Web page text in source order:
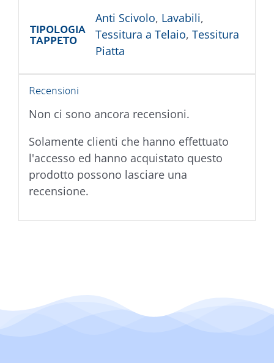
TIPOLOGIA
TAPPETO
Anti Scivolo, Lavabili,
Tessitura a Telaio, Tessitura
Piatta
Recensioni
Non ci sono ancora recensioni.
Solamente clienti che hanno effettuato
l'accesso ed hanno acquistato questo
prodotto possono lasciare una
recensione.